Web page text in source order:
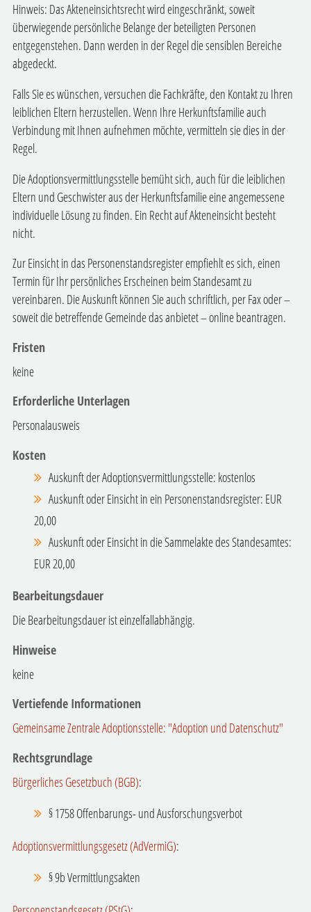
Hinweis: Das Akteneinsichtsrecht wird eingeschränkt, soweit
überwiegende persönliche Belange der beteiligten Personen
entgegenstehen. Dann werden in der Regel die sensiblen Bereiche
abgedeckt.
Falls Sie es wünschen, versuchen die Fachkräfte, den Kontakt zu Ihren
leiblichen Eltern herzustellen. Wenn Ihre Herkunftsfamilie auch
Verbindung mit Ihnen aufnehmen möchte, vermitteln sie dies in der
Regel.
Die Adoptionsvermittlungsstelle bemüht sich, auch für die leiblichen
Eltern und Geschwister aus der Herkunftsfamilie eine angemessene
individuelle Lösung zu finden. Ein Recht auf Akteneinsicht besteht
nicht.
Zur Einsicht in das Personenstandsregister empfiehlt es sich, einen
Termin für Ihr persönliches Erscheinen beim Standesamt zu
vereinbaren. Die Auskunft können Sie auch schriftlich, per Fax oder –
soweit die betreffende Gemeinde das anbietet – online beantragen.
Fristen
keine
Erforderliche Unterlagen
Personalausweis
Kosten
Auskunft der Adoptionsvermittlungsstelle: kostenlos
Auskunft oder Einsicht in ein Personenstandsregister: EUR
20,00
Auskunft oder Einsicht in die Sammelakte des Standesamtes:
EUR 20,00
Bearbeitungsdauer
Die Bearbeitungsdauer ist einzelfallabhängig.
Hinweise
keine
Vertiefende Informationen
Gemeinsame Zentrale Adoptionsstelle: "Adoption und Datenschutz"
Rechtsgrundlage
Bürgerliches Gesetzbuch (BGB):
§ 1758Offenbarungs- und Ausforschungsverbot
Adoptionsvermittlungsgesetz (AdVermiG):
§ 9bVermittlungsakten